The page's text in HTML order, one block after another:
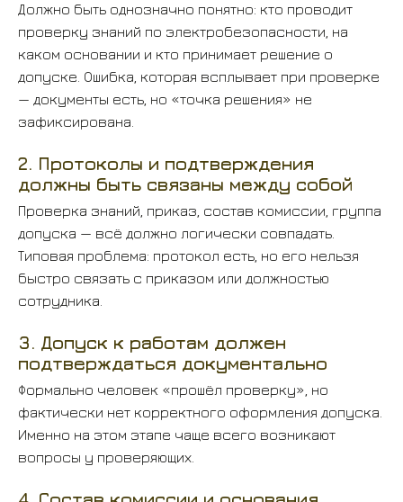
Должно быть однозначно понятно: кто проводит
проверку знаний по электробезопасности, на
каком основании и кто принимает решение о
допуске. Ошибка, которая всплывает при проверке
— документы есть, но «точка решения» не
зафиксирована.
2. Протоколы и подтверждения
должны быть связаны между собой
Проверка знаний, приказ, состав комиссии, группа
допуска — всё должно логически совпадать.
Типовая проблема: протокол есть, но его нельзя
быстро связать с приказом или должностью
сотрудника.
3. Допуск к работам должен
подтверждаться документально
Формально человек «прошёл проверку», но
фактически нет корректного оформления допуска.
Именно на этом этапе чаще всего возникают
вопросы у проверяющих.